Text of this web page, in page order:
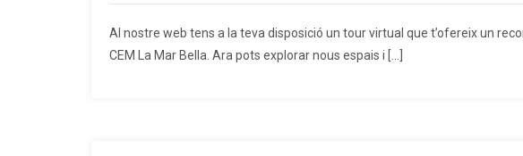
Al nostre web tens a la teva disposició un tour virtual que t’ofereix un
CEM La Mar Bella. Ara pots explorar nous espais i […]